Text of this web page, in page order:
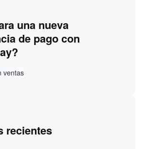
una nueva
de pago con
ventas
recientes